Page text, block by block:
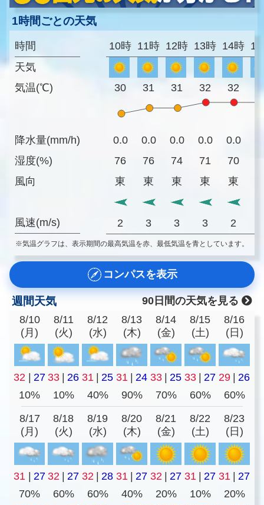
1時間ごとの天気
時間
天気
気温(℃)
降水量(mm/h)
湿度(%)
風向
風速(m/s)
10時 11時 12時 13時 14時
30 31 31 32 32
0.0 0.0 0.0 0.0 0.0
76
76 74 71 70
東
東 東 東 東
2 3 3 3 2
※気温グラフは、表示期間の最高気温を赤、最低気温を青としています。
コンパスを表示
週間天気
90日間の天気を見る
8/10
(月)
8/11
(火)
8/12
(水)
8/13
(木)
8/14
(金)
8/15
(土)
8/16
(日)
32 | 27 33 | 26 31 | 25 31 | 24 33 | 25 33 | 27 29 | 26
10%
10% 40% 90% 70% 60% 60%
8/17
(月)
8/18
(火)
8/19
(水)
8/20
(木)
8/21
(金)
8/22
(土)
8/23
(日)
31 | 27 32 | 27 32 | 28 31 | 27 32 | 27 31 | 27 31 | 27
70%
60% 60% 40% 20% 10%
20%